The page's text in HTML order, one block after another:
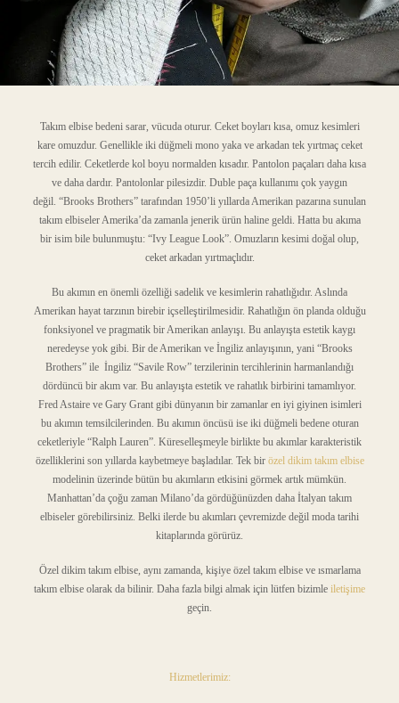
Takım elbise bedeni sarar, vücuda oturur. Ceket boyları kısa, omuz kesimleri
kare omuzdur. Genellikle iki düğmeli mono yaka ve arkadan tek yırtmaç ceket
tercih edilir. Ceketlerde kol boyu normalden kısadır. Pantolon paçaları daha kısa
ve daha dardır. Pantolonlar pilesizdir. Duble paça kullanımı çok yaygın
değil. “Brooks Brothers” tarafından 1950’li yıllarda Amerikan pazarına sunulan
takım elbiseler Amerika’da zamanla jenerik ürün haline geldi. Hatta bu akıma
bir isim bile bulunmuştu: “Ivy League Look”. Omuzların kesimi doğal olup,
ceket arkadan yırtmaçlıdır.
Bu akımın en önemli özelliği sadelik ve kesimlerin rahatlığıdır. Aslında
Amerikan hayat tarzının birebir içselleştirilmesidir. Rahatlığın ön planda olduğu
fonksiyonel ve pragmatik bir Amerikan anlayışı. Bu anlayışta estetik kaygı
neredeyse yok gibi. Bir de Amerikan ve İngiliz anlayışının, yani “Brooks
Brothers” ile İngiliz “Savile Row” terzilerinin tercihlerinin harmanlandığı
dördüncü bir akım var. Bu anlayışta estetik ve rahatlık birbirini tamamlıyor.
Fred Astaire ve Gary Grant gibi dünyanın bir zamanlar en iyi giyinen isimleri
bu akımın temsilcilerinden. Bu akımın öncüsü ise iki düğmeli bedene oturan
ceketleriyle “Ralph Lauren”. Küreselleşmeyle birlikte bu akımlar karakteristik
özelliklerini son yıllarda kaybetmeye başladılar. Tek bir özel dikim takım elbise
modelinin üzerinde bütün bu akımların etkisini görmek artık mümkün.
Manhattan’da çoğu zaman Milano’da gördüğünüzden daha İtalyan takım
elbiseler görebilirsiniz. Belki ilerde bu akımları çevremizde değil moda tarihi
kitaplarında görürüz.
Özel dikim takım elbise, aynı zamanda, kişiye özel takım elbise ve ısmarlama
takım elbise olarak da bilinir. Daha fazla bilgi almak için lütfen bizimle iletişime
geçin.
Hizmetlerimiz: